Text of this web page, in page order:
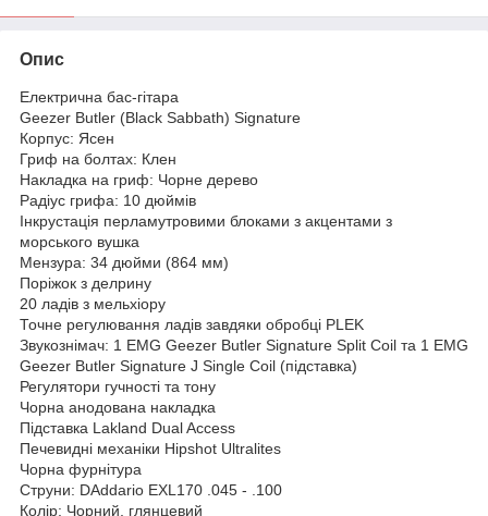
Опис
Електрична бас-гітара
Geezer Butler (Black Sabbath) Signature
Корпус: Ясен
Гриф на болтах: Клен
Накладка на гриф: Чорне дерево
Радіус грифа: 10 дюймів
Інкрустація перламутровими блоками з акцентами з
морського вушка
Мензура: 34 дюйми (864 мм)
Поріжок з делрину
20 ладів з мельхіору
Точне регулювання ладів завдяки обробці PLEK
Звукознімач: 1 EMG Geezer Butler Signature Split Coil та 1 EMG
Geezer Butler Signature J Single Coil (підставка)
Регулятори гучності та тону
Чорна анодована накладка
Підставка Lakland Dual Access
Печевидні механіки Hipshot Ultralites
Чорна фурнітура
Струни: DAddario EXL170 .045 - .100
Колір: Чорний, глянцевий